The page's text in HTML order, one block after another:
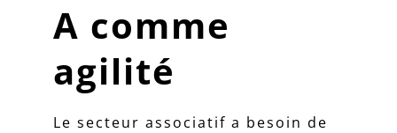
A comme
agilité
Le secteur associatif a besoin de